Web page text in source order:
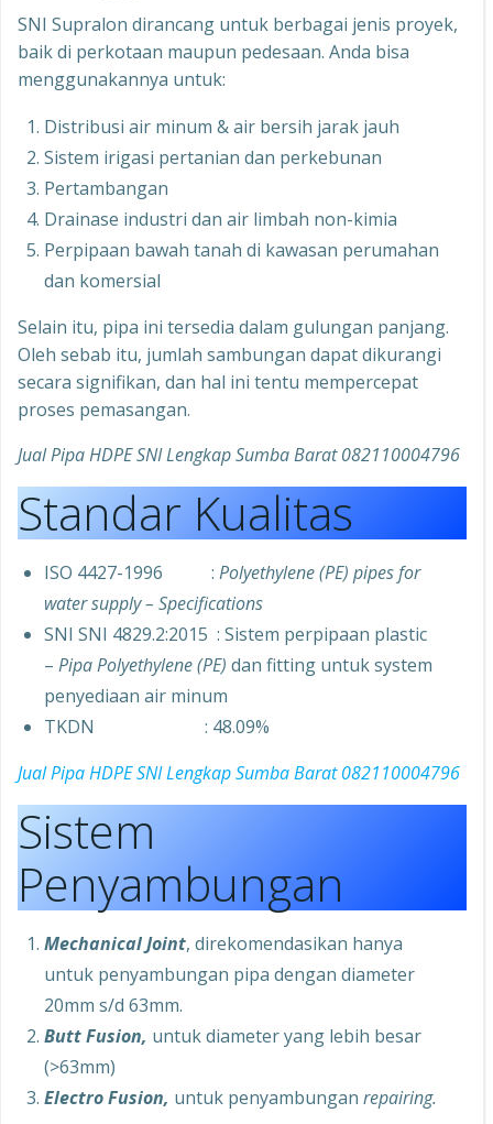
SNI Supralon dirancang untuk berbagai jenis proyek,
baik di perkotaan maupun pedesaan. Anda bisa
menggunakannya untuk:
Distribusi air minum & air bersih jarak jauh
Sistem irigasi pertanian dan perkebunan
Pertambangan
Drainase industri dan air limbah non-kimia
Perpipaan bawah tanah di kawasan perumahan
dan komersial
Selain itu, pipa ini tersedia dalam gulungan panjang.
Oleh sebab itu, jumlah sambungan dapat dikurangi
secara signifikan, dan hal ini tentu mempercepat
proses pemasangan.
Jual Pipa HDPE SNI Lengkap Sumba Barat 082110004796
Standar Kualitas
ISO 4427-1996 : Polyethylene (PE) pipes for
water supply – Specifications
SNI SNI 4829.2:2015 : Sistem perpipaan plastic
– Pipa Polyethylene (PE) dan fitting untuk system
penyediaan air minum
TKDN : 48.09%
Jual Pipa HDPE SNI Lengkap Sumba Barat 082110004796
Sistem
Penyambungan
Mechanical Joint, direkomendasikan hanya
untuk penyambungan pipa dengan diameter
20mm s/d 63mm.
Butt Fusion, untuk diameter yang lebih besar
(>63mm)
Electro Fusion, untuk penyambungan repairing.